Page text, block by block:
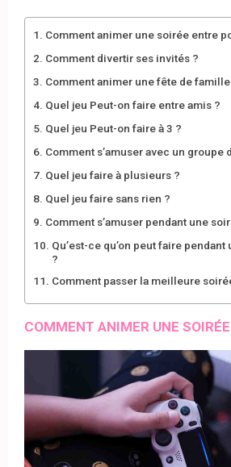
Comment animer une soirée entre
Comment divertir ses invités ?
Comment animer une fête de famille
Quel jeu Peut-on faire entre amis ?
Quel jeu Peut-on faire à 3 ?
Comment s’amuser avec un groupe
Quel jeu faire à plusieurs ?
Quel jeu faire sans rien ?
Comment s’amuser pendant une
Qu’est-ce qu’on peut faire
?
Comment passer la meilleure
COMMENT ANIMER UNE